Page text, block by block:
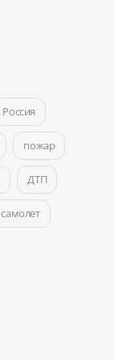
Россия
пожар
ДТП
самолет